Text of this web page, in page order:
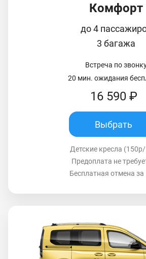
Комфорт
до 4
3 багажа
Встреча по
20 мин. ожидания
16 590 ₽
Выбрать
Детские кресла
Предоплата не
Бесплатная отмена за